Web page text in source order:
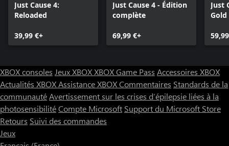
Just Cause 4:
Reloaded
39,99 €+
Just Cause 4 - Édition
complète
69,99 €+
Just
Gold
XBOX consoles Jeux XBOXXBOX Game Pass Accessoires XBOX
Actualités XBOXAssistance XBOXCommentaires Standards de la
communautéAvertissement sur les crises d’épilepsie liées à la
photosensibilitéCompte Microsoft Support du Microsoft Store
Retours Suivi des commandes
Jeux